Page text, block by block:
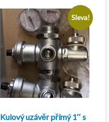
490,00 Kč.
Sleva!
Kulový uzávěr přímý 1″ s